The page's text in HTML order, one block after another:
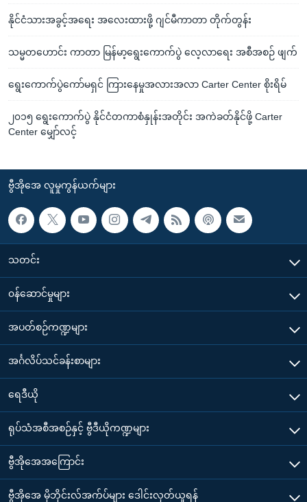
နိုင်ငံသားအခွင့်အရေး အလေးထားဖို့ ဂျင်မီကာတာ တိုက်တွန်း
သမ္မတဟောင်း ကာတာ မြန်မာ့ရွေးကောက်ပွဲ လေ့လာရေး အစီအစဉ် ဖျက်
ရွေးကောက်ပွဲကော်မရှင် ကြားနေမှုအလားအလာ Carter Center စိုးရိမ်
၂၀၁၅ ရွေးကောက်ပွဲ နိုင်ငံတကာစံနှုန်းအတိုင်း အကဲခတ်နိုင်ဖို့ Carter
Center မျှော်လင့်
ဗွီအိုအေ လူမှုကွန်ယက်များ
သတင်း
၀န်ဆောင်မှုများ
အပတ်စဉ်ကဏ္ဍများ
အင်္ဂလိပ်သင်ခန်းစာများ
ရေဒီယို
ရုပ်သံအစီအစဉ်နှင့် ဗွီဒီယိုကဏ္ဍများ
ဗွီအိုအေအကြောင်း
ဗွီအိုအေ မိုဘိုင်းလ်အက်ပ်များ ဒေါင်းလုတ်ယူရန်